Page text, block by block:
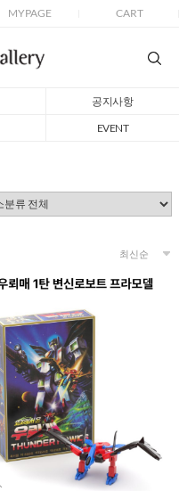
MYPAGE CART
공지사항
EVENT